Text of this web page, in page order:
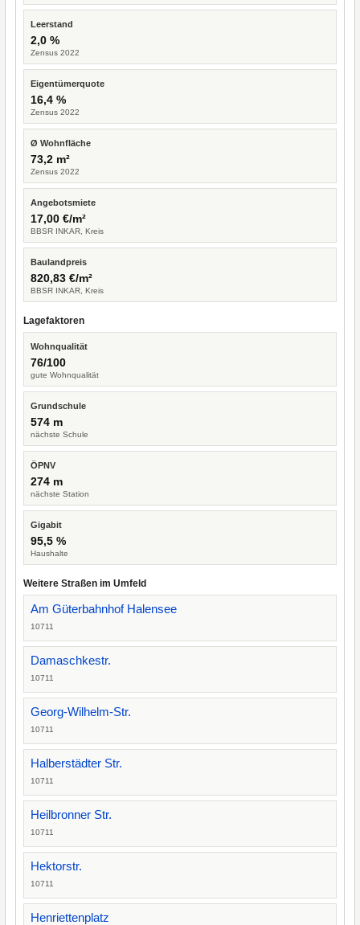
Leerstand
2,0 %
Zensus 2022
Eigentümerquote
16,4 %
Zensus 2022
Ø Wohnfläche
73,2 m²
Zensus 2022
Angebotsmiete
17,00 €/m²
BBSR INKAR, Kreis
Baulandpreis
820,83 €/m²
BBSR INKAR, Kreis
Lagefaktoren
Wohnqualität
76/100
gute Wohnqualität
Grundschule
574 m
nächste Schule
ÖPNV
274 m
nächste Station
Gigabit
95,5 %
Haushalte
Weitere Straßen im Umfeld
Am Güterbahnhof Halensee
10711
Damaschkestr.
10711
Georg-Wilhelm-Str.
10711
Halberstädter Str.
10711
Heilbronner Str.
10711
Hektorstr.
10711
Henriettenplatz